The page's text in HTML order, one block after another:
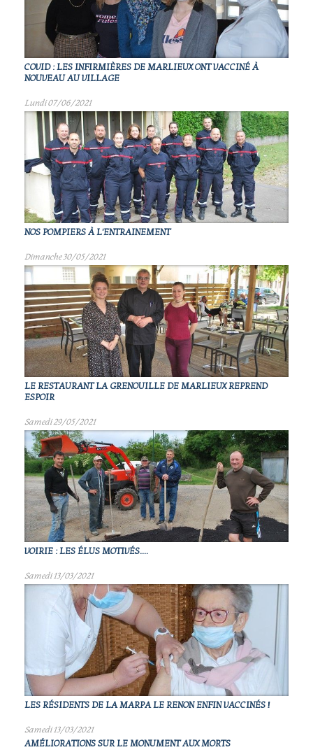
COVID : LES INFIRMIÈRES DE MARLIEUX ONT VACCINÉ À
NOUVEAU AU VILLAGE
Lundi 07/06/2021
NOS POMPIERS À L'ENTRAINEMENT
Dimanche 30/05/2021
LE RESTAURANT LA GRENOUILLE DE MARLIEUX REPREND
ESPOIR
Samedi 29/05/2021
VOIRIE : LES ÉLUS MOTIVÉS....
Samedi 13/03/2021
LES RÉSIDENTS DE LA MARPA LE RENON ENFIN VACCINÉS !
Samedi 13/03/2021
AMÉLIORATIONS SUR LE MONUMENT AUX MORTS